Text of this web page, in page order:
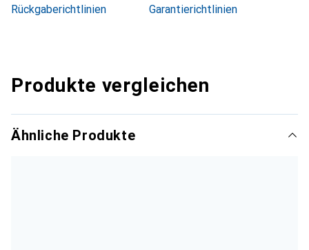
Rückgaberichtlinien
Garantierichtlinien
Produkte vergleichen
Ähnliche Produkte